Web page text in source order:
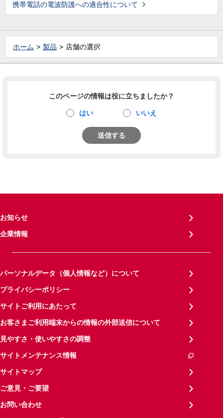
携帯電話の電波防護への適合性について
ホーム 製品 店舗の選択
このページの情報は役に立ちましたか？
はい いいえ
送信する
お知らせ
企業情報
パーソナルデータ（個人情報など）について
プライバシーポリシー
サイトご利用にあたって
お客さまご利用端末からの情報の外部送信について
見やすさ・使いやすさの調整
サイトメンテナンス情報
サイトマップ
ご意見・ご要望
お問い合わせ